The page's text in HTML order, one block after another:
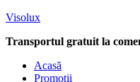
Visolux
Transportul gratuit la
Menu
Acasă
Promotii